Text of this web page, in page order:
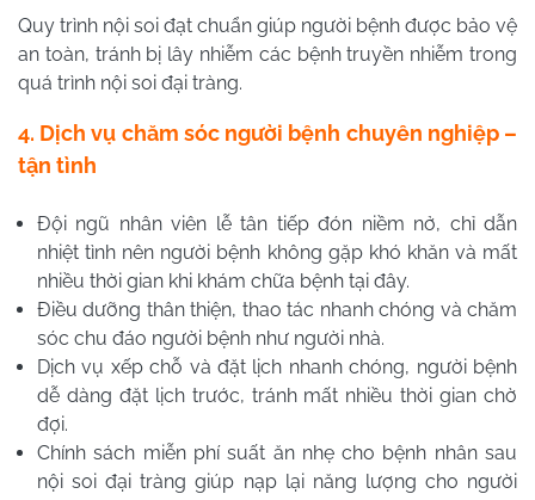
Quy trình nội soi đạt chuẩn giúp người bệnh được bảo vệ
an toàn, tránh bị lây nhiễm các bệnh truyền nhiễm trong
quá trình nội soi đại tràng.
4. Dịch vụ chăm sóc người bệnh chuyên nghiệp –
tận tình
Đội ngũ nhân viên lễ tân tiếp đón niềm nở, chỉ dẫn
nhiệt tình nên người bệnh không gặp khó khăn và mất
nhiều thời gian khi khám chữa bệnh tại đây.
Điều dưỡng thân thiện, thao tác nhanh chóng và chăm
sóc chu đáo người bệnh như người nhà.
Dịch vụ xếp chỗ và đặt lịch nhanh chóng, người bệnh
dễ dàng đặt lịch trước, tránh mất nhiều thời gian chờ
đợi.
Chính sách miễn phí suất ăn nhẹ cho bệnh nhân sau
nội soi đại tràng giúp nạp lại năng lượng cho người